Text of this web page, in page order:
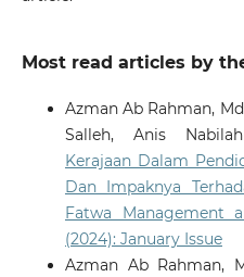
Most read articles by
Azman Ab Rahman,
Salleh, Anis
Kerajaan Dalam
Dan Impaknya
Fatwa Management
(2024): January Issue
Azman Ab Rahman,